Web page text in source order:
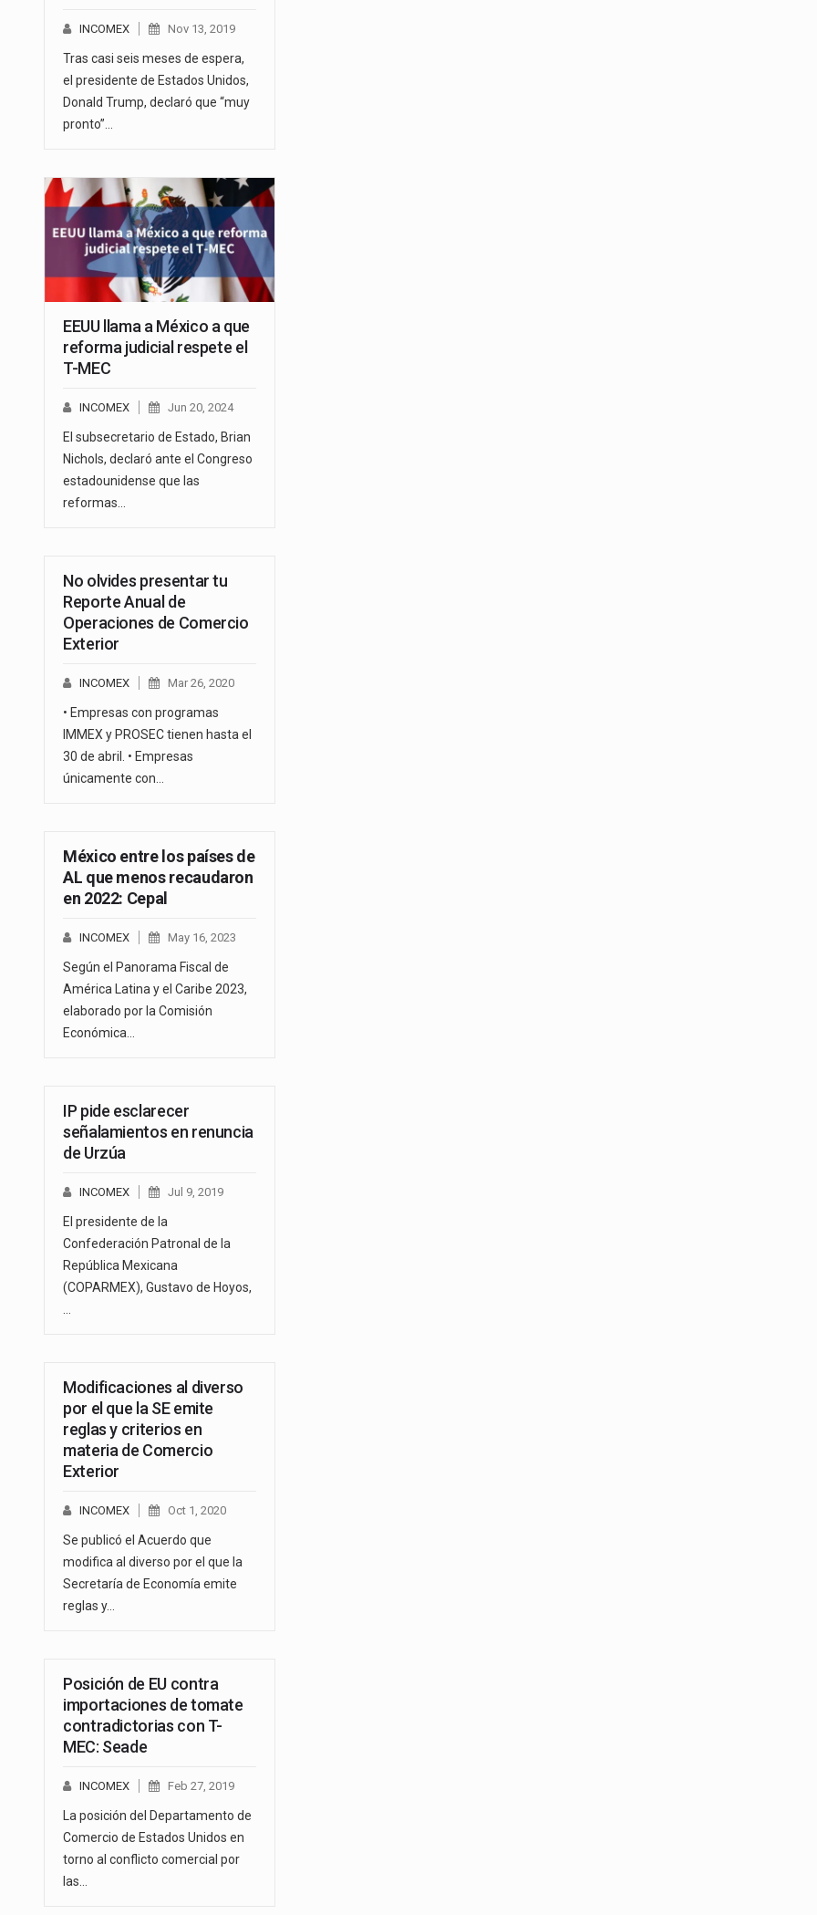
INCOMEX Nov 13, 2019
Tras casi seis meses de espera,
el presidente de Estados Unidos,
Donald Trump, declaró que “muy
pronto”…
EEUU llama a México a que
reforma judicial respete el
T-MEC
INCOMEX Jun 20, 2024
El subsecretario de Estado, Brian
Nichols, declaró ante el Congreso
estadounidense que las
reformas…
No olvides presentar tu
Reporte Anual de
Operaciones de Comercio
Exterior
INCOMEX Mar 26, 2020
• Empresas con programas
IMMEX y PROSEC tienen hasta el
30 de abril. • Empresas
únicamente con…
México entre los países de
AL que menos recaudaron
en 2022: Cepal
INCOMEX May 16, 2023
Según el Panorama Fiscal de
América Latina y el Caribe 2023,
elaborado por la Comisión
Económica…
IP pide esclarecer
señalamientos en renuncia
de Urzúa
INCOMEX Jul 9, 2019
El presidente de la
Confederación Patronal de la
República Mexicana
(COPARMEX), Gustavo de Hoyos,
Modificaciones al diverso
por el que la SE emite
reglas y criterios en
materia de Comercio
Exterior
INCOMEX Oct 1, 2020
Se publicó el Acuerdo que
modifica al diverso por el que la
Secretaría de Economía emite
reglas y…
Posición de EU contra
importaciones de tomate
contradictorias con T-
MEC: Seade
INCOMEX Feb 27, 2019
La posición del Departamento de
Comercio de Estados Unidos en
torno al conflicto comercial por
las…